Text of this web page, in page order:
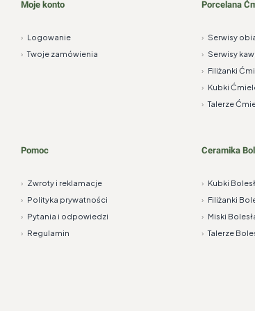
Moje konto
› Logowanie
› Twoje zamówienia
Porcelana
› Serwisy
› Serwisy
› Filiżanki
› Kubki
› Talerze
Pomoc
› Zwroty i reklamacje
› Polityka prywatności
› Pytania i odpowiedzi
› Regulamin
Ceramika
› Kubki
› Filiżanki
› Miski
› Talerze